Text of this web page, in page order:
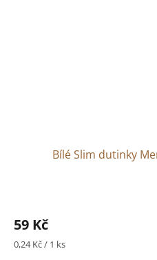
Bílé Slim dutinky
produktu
je
3,0
59 Kč
Měrná
0,24 Kč / 1 ks